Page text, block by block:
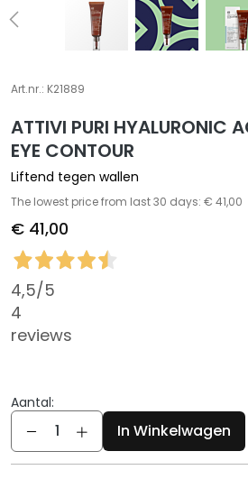
e
a
n
d
l
n
g
e
G
i
c
h
Art.nr.: K21889
ATTIVI PURI HYALURONIC
EYE CONTOUR
Liftend tegen wallen
The lowest price from last 30 days: € 41,00
€ 41,00
4,5/5
4
reviews
Aantal:
Aantal In Winkelwagen